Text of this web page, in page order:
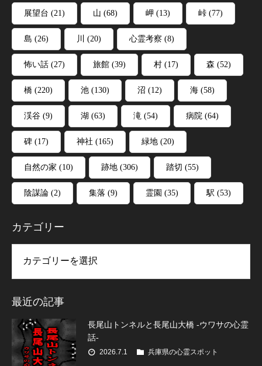
展望台 (21) 山 (68) 岬 (13) 峠 (77)
島 (26) 川 (20) 心霊考察 (8)
怖い話 (27) 旅館 (39) 村 (17) 森 (52)
橋 (220) 池 (130) 沼 (12) 海 (58)
渓谷 (9) 湖 (63) 滝 (54) 病院 (64)
碑 (17) 神社 (165) 緑地 (20)
自然の家 (10) 跡地 (306) 踏切 (55)
陰謀論 (2) 集落 (9) 霊園 (35) 駅 (53)
カテゴリー
最近の記事
長尾山トンネルと長尾山大橋 -ウワサの心霊
話-
2026.7.1 兵庫県の心霊スポット